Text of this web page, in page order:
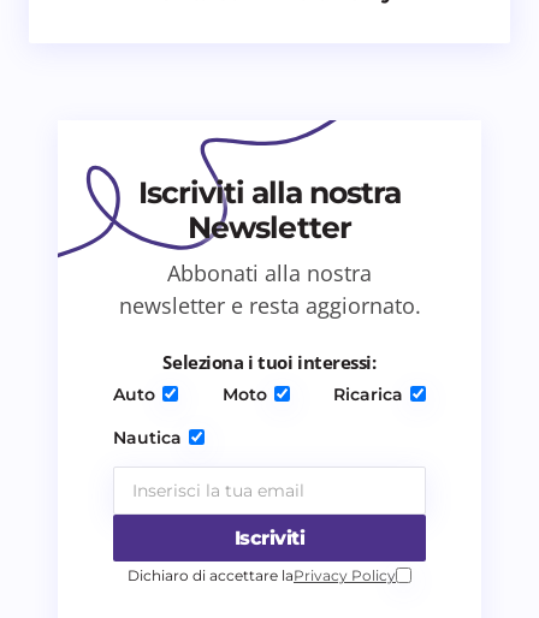
Salva il mio nome e email in questo browser
per il prossimo commento.
Invia commento
Iscriviti alla nostra
Newsletter
Abbonati alla nostra
newsletter e resta aggiornato.
Seleziona i tuoi interessi:
Auto Moto
Ricarica
Nautica
Iscriviti
Dichiaro di accettare laPrivacy Policy